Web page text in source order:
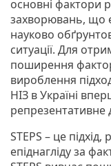
основні фактори
захворювань, що
науково
ситуації. Для
поширення
вироблення
НІЗ в Україні
репрезентативне
STEPS – це
епіднагліду за